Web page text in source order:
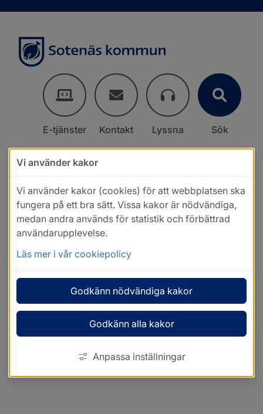
E-tjänster Kontakt Lyssna Sök
Vi använder kakor
Vi använder kakor (cookies) för att webbplatsen ska
fungera på ett bra sätt. Vissa kakor är nödvändiga,
medan andra används för statistik och förbättrad
användarupplevelse.
Läs mer i vår cookiepolicy
Godkänn nödvändiga kakor
Godkänn alla kakor
Anpassa inställningar